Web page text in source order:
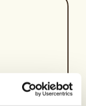
ligger i et